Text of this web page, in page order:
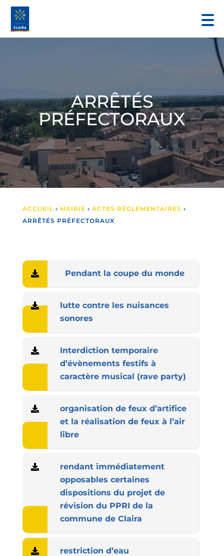
ARRÊTÉS
PRÉFECTORAUX
ACCUEIL › MAIRIE › ACTES RÈGLEMENTAIRES ›
ARRÊTÉS PRÉFECTORAUX
Pendant la coupe du monde
lutte contre les nuisances
sonores
Interdiction temporaire
d’évènements festifs à
caractère musical (rave party)
organisation de feux d’artifice
et la réalisation de feux à l’air
libre
rendant immédiatement
opposables certaines
dispositions du projet de
révision du PPRI de la
commune de Claira
restriction d’eau